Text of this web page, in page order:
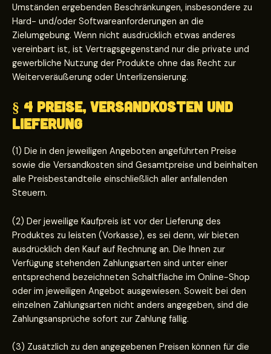
Umständen ergebenden Beschränkungen, insbesondere zu
Hard- und/oder Softwareanforderungen an die
Zielumgebung. Wenn nicht ausdrücklich etwas anderes
vereinbart ist, ist Vertragsgegenstand nur die private und
gewerbliche Nutzung der Produkte ohne das Recht zur
Weiterveräußerung oder Unterlizensierung.
§ 4 Preise, Versandkosten und
Lieferung
(1) Die in den jeweiligen Angeboten angeführten Preise
sowie die Versandkosten sind Gesamtpreise und beinhalten
alle Preisbestandteile einschließlich aller anfallenden
Steuern.
(2) Der jeweilige Kaufpreis ist vor der Lieferung des
Produktes zu leisten (Vorkasse), es sei denn, wir bieten
ausdrücklich den Kauf auf Rechnung an. Die Ihnen zur
Verfügung stehenden Zahlungsarten sind unter einer
entsprechend bezeichneten Schaltfläche im Online-Shop
oder im jeweiligen Angebot ausgewiesen. Soweit bei den
einzelnen Zahlungsarten nicht anders angegeben, sind die
Zahlungsansprüche sofort zur Zahlung fällig.
(3) Zusätzlich zu den angegebenen Preisen können für die